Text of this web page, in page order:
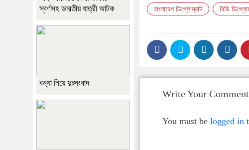
বাংলাদেশ ডিপ্লোম্যাট বিডি
Write Your Comment
You must be logged in
স্বর্ণসহ ভারতীয় যাত্রী আটক
বন্যা নিয়ে দুঃসংবাদ